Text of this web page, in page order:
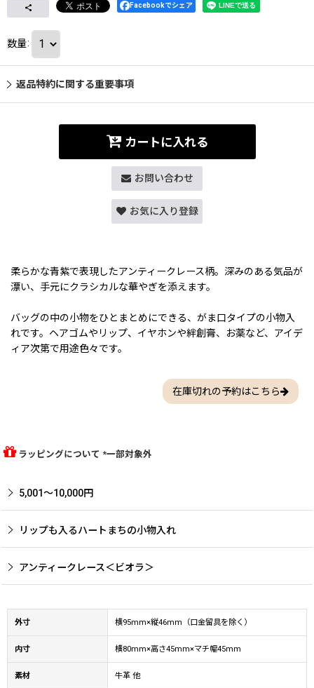
Facebookでシェア
数量:
返品特約に関する重要事項
カートに入れる
お問い合わせ
お気に入り登録
柔らかな青紫で表現したアンティークレース柄。深みのある気品が
漂い、手元にクラシカルな華やぎを添えます。
バッグの中の小物をひとまとめにできる、がま口タイプの小物入
れです。ヘアゴムやリップ、イヤホンや絆創膏、お薬など、アイデ
ィア次第で用途色々です。
在庫切れの予約はこちら
ラッピングについて *一部対象外
5,001〜10,000円
リップも入るハートまちの小物入れ
アンティークレース＜ビオラ＞
外寸 横95mm×縦46mm（口金留具を除く）
内寸 横80mm×高さ45mm×マチ幅45mm
素材 牛革 他